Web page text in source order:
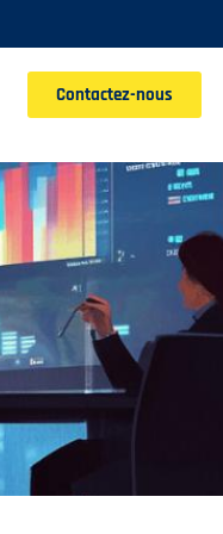
Contactez-nous